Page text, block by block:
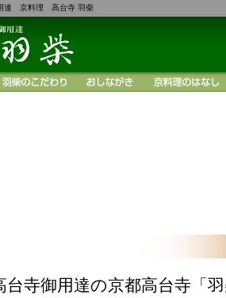
達 京料理 高台寺 羽柴
台寺御用達の京都高台寺「